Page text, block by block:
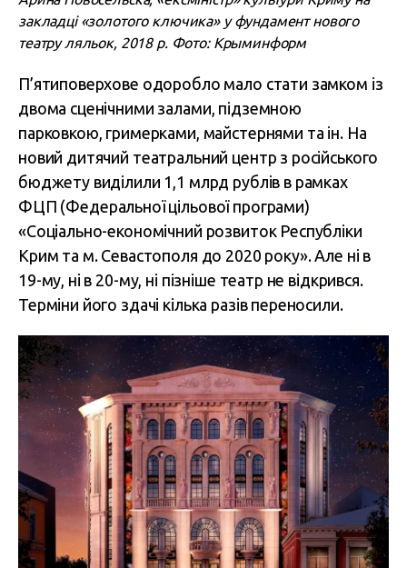
закладці «золотого ключика» у фундамент нового
театру ляльок, 2018 р. Фото: Крыминформ
П’ятиповерхове одоробло мало стати замком із
двома сценічними залами, підземною
парковкою, гримерками, майстернями та ін. На
новий дитячий театральний центр з російського
бюджету виділили 1,1 млрд рублів в рамках
ФЦП (Федеральної цільової програми)
«Соціально-економічний розвиток Республіки
Крим та м. Севастополя до 2020 року». Але ні в
19-му, ні в 20-му, ні пізніше театр не відкрився.
Терміни його здачі кілька разів переносили.